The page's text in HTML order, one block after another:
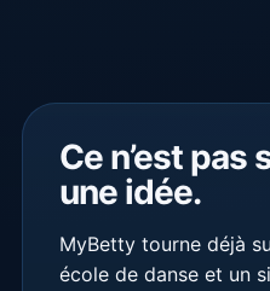
Ce n’est pas
une idée.
MyBetty tourne déjà
école de danse et un